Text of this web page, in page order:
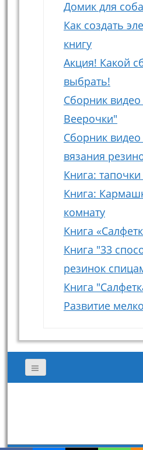
Домик для
Как создать
книгу
Акция! Какой
выбрать!
Сборник
Веерочки"
Сборник
вязания
Книга:
Книга:
комнату
Книга
Книга "33
резинок
Книга
Развитие